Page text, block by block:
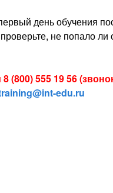
день обучения
не попало ли
555 19 56
edu.ru